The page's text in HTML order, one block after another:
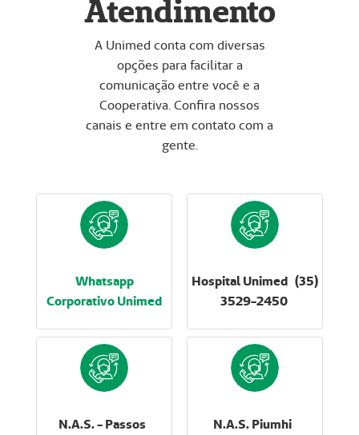
Atendimento
A Unimed conta com diversas
opções para facilitar a
comunicação entre você e a
Cooperativa. Confira nossos
canais e entre em contato com a
gente.
Whatsapp
Corporativo Unimed
Hospital Unimed (35)
3529-2450
N.A.S. - Passos
N.A.S. Piumhi